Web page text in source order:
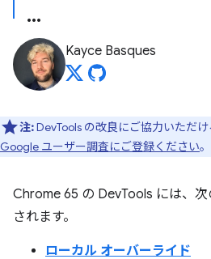
Kayce Basques
注:DevTools の改良にご協力いただけ
Google ユーザー調査にご登録ください。
Chrome 65 の DevTools には、
されます。
ローカル オーバーライド